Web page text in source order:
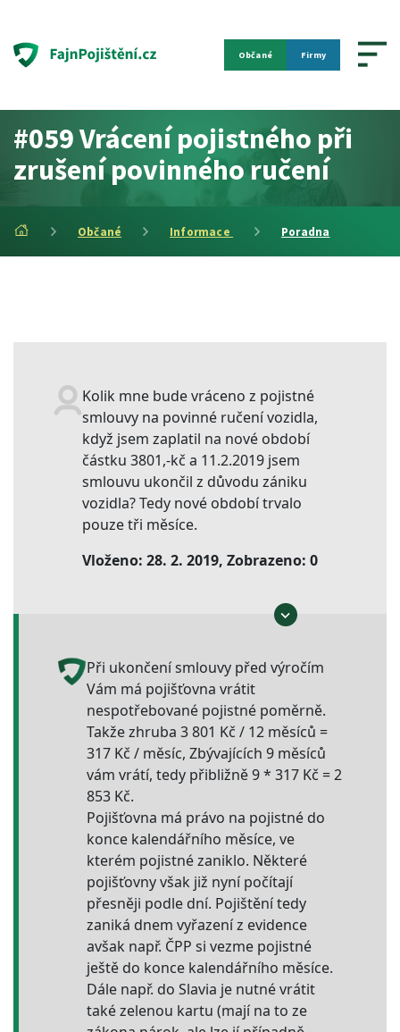
Občané Firmy
#059 Vrácení pojistného při
zrušení povinného ručení
Občané Informace Poradna
Kolik mne bude vráceno z pojistné
smlouvy na povinné ručení vozidla,
když jsem zaplatil na nové období
částku 3801,-kč a 11.2.2019 jsem
smlouvu ukončil z důvodu zániku
vozidla? Tedy nové období trvalo
pouze tři měsíce.
Vloženo: 28. 2. 2019, Zobrazeno: 0
Při ukončení smlouvy před výročím
Vám má pojišťovna vrátit
nespotřebované pojistné poměrně.
Takže zhruba 3 801 Kč / 12 měsíců =
317 Kč / měsíc, Zbývajících 9 měsíců
vám vrátí, tedy přibližně 9 * 317 Kč = 2
853 Kč.
Pojišťovna má právo na pojistné do
konce kalendářního měsíce, ve
kterém pojistné zaniklo. Některé
pojišťovny však již nyní počítají
přesněji podle dní. Pojištění tedy
zaniká dnem vyřazení z evidence
avšak např. ČPP si vezme pojistné
ještě do konce kalendářního měsíce.
Dále např. do Slavia je nutné vrátit
také zelenou kartu (mají na to ze